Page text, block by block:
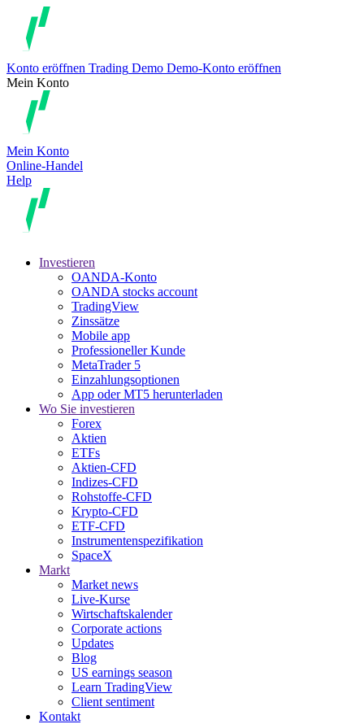
Konto eröffnen Trading Demo Demo-Konto eröffnen
Mein Konto
Mein Konto
Online-Handel
Help
Investieren
OANDA-Konto
OANDA stocks account
TradingView
Zinssätze
Mobile app
Professioneller Kunde
MetaTrader 5
Einzahlungsoptionen
App oder MT5 herunterladen
Wo Sie investieren
Forex
Aktien
ETFs
Aktien-CFD
Indizes-CFD
Rohstoffe-CFD
Krypto-CFD
ETF-CFD
Instrumentenspezifikation
SpaceX
Markt
Market news
Live-Kurse
Wirtschaftskalender
Corporate actions
Updates
Blog
US earnings season
Learn TradingView
Client sentiment
Kontakt